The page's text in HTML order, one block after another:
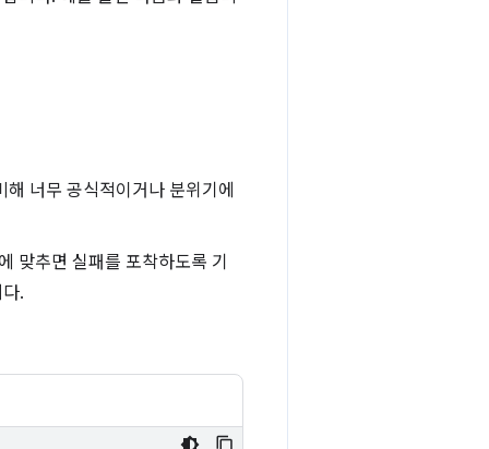
너무 공식적이거나 분위기에
맞추면 실패를 포착하도록 기
.